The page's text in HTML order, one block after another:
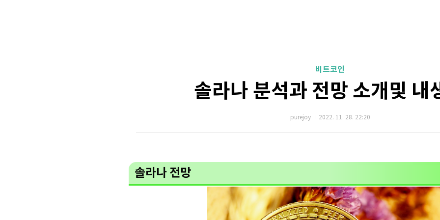
비트코인
솔라나 분석과 전망 소개및 내
purejoy 2022. 11. 28. 22:20
솔라나 전망